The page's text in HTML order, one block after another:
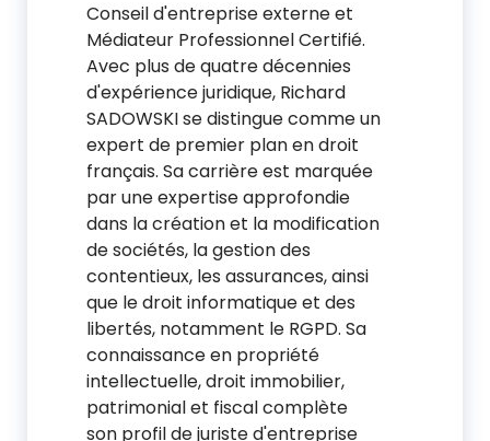
Conseil d'entreprise externe et
Médiateur Professionnel Certifié.
Avec plus de quatre décennies
d'expérience juridique, Richard
SADOWSKI se distingue comme un
expert de premier plan en droit
français. Sa carrière est marquée
par une expertise approfondie
dans la création et la modification
de sociétés, la gestion des
contentieux, les assurances, ainsi
que le droit informatique et des
libertés, notamment le RGPD. Sa
connaissance en propriété
intellectuelle, droit immobilier,
patrimonial et fiscal complète
son profil de juriste d'entreprise